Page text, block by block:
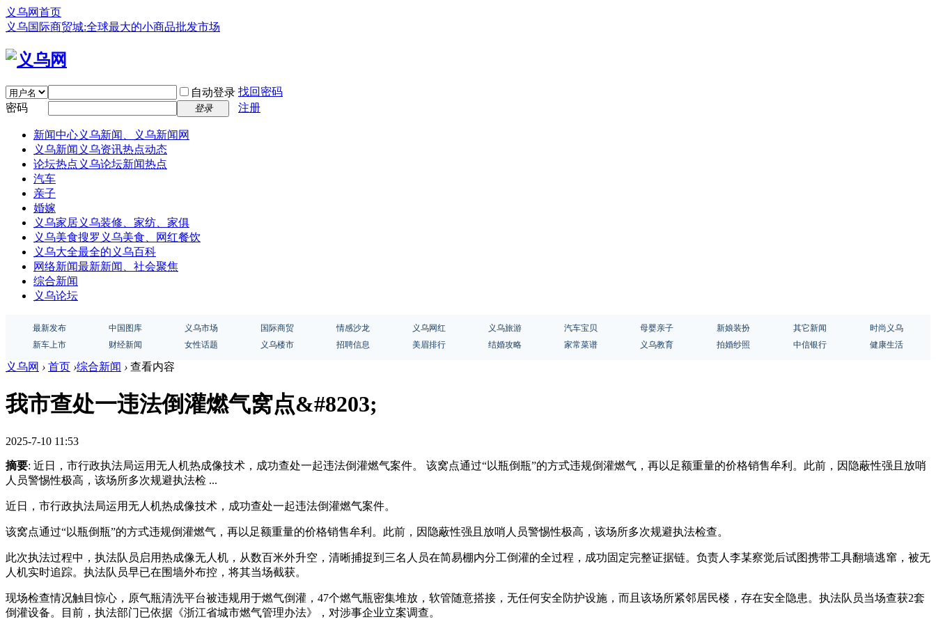
义乌网首页
义乌国际商贸城:全球最大的小商品批发市场
自动登录 找回密码
密码
登录 注册
新闻中心义乌新闻、义乌新闻网
义乌新闻 义乌资讯热点动态
论坛热点 义乌论坛新闻热点
汽车
亲子
婚嫁
义乌家居义乌装修、家纺、家俱
义乌美食搜罗义乌美食、网红餐饮
义乌大全最全的义乌百科
网络新闻最新新闻、社会聚焦
综合新闻
义乌论坛
最新发布 中国图库 义乌市场 国际商贸 情感沙龙 义乌网红 义乌旅游 汽车宝贝 母婴亲子 新娘装扮 其它新闻
时尚义乌
新车上市
财经新闻 女性话题 义乌楼市 招聘信息 美眉排行 结婚攻略 家常菜谱 义乌教育 拍婚纱照 中信银行 健康生活
义乌网 › 首页 ›综合新闻 › 查看内容
我市查处一违法倒灌燃气窝点&#8203;
2025-7-10 11:53
摘要: 近日，市行政执法局运用无人机热成像技术，成功查处一起违法倒灌燃气案件。 该窝点通过“以瓶倒瓶”的方式违规倒灌燃气，再以足额重量的价格销售牟利。此前，因隐蔽性强且放哨
人员警惕性极高，该场所多次规避执法检 ...
近日，市行政执法局运用无人机热成像技术，成功查处一起违法倒灌燃气案件。
该窝点通过“以瓶倒瓶”的方式违规倒灌燃气，再以足额重量的价格销售牟利。此前，因隐蔽性强且放哨人员警惕性极高，该场所多次规避执法检查。
此次执法过程中，执法队员启用热成像无人机，从数百米外升空，清晰捕捉到三名人员在简易棚内分工倒灌的全过程，成功固定完整证据链。负责人李某察觉后试图携带工具翻墙逃窜，被无
人机实时追踪。执法队员早已在围墙外布控，将其当场截获。
现场检查情况触目惊心，原气瓶清洗平台被违规用于燃气倒灌，47个燃气瓶密集堆放，软管随意搭接，无任何安全防护设施，而且该场所紧邻居民楼，存在安全隐患。执法队员当场查获2套
倒灌设备。目前，执法部门已依据《浙江省城市燃气管理办法》，对涉事企业立案调查。